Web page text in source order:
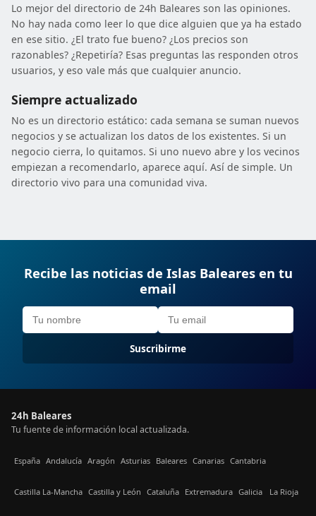
Lo mejor del directorio de 24h Baleares son las opiniones.
No hay nada como leer lo que dice alguien que ya ha estado
en ese sitio. ¿El trato fue bueno? ¿Los precios son
razonables? ¿Repetiría? Esas preguntas las responden otros
usuarios, y eso vale más que cualquier anuncio.
Siempre actualizado
No es un directorio estático: cada semana se suman nuevos
negocios y se actualizan los datos de los existentes. Si un
negocio cierra, lo quitamos. Si uno nuevo abre y los vecinos
empiezan a recomendarlo, aparece aquí. Así de simple. Un
directorio vivo para una comunidad viva.
Recibe las noticias de Islas Baleares en tu
email
Suscribirme
24h Baleares
Tu fuente de información local actualizada.
España Andalucía Aragón Asturias Baleares Canarias Cantabria
Castilla La-Mancha Castilla y León Cataluña Extremadura Galicia La Rioja